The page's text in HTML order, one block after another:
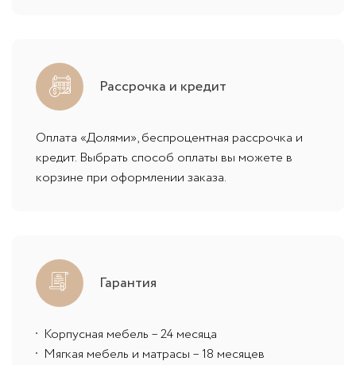
Рассрочка и кредит
Оплата «Долями», беспроцентная рассрочка и
кредит. Выбрать способ оплаты вы можете в
корзине при оформлении заказа.
Гарантия
Корпусная мебель – 24 месяца
Мягкая мебель и матрасы – 18 месяцев